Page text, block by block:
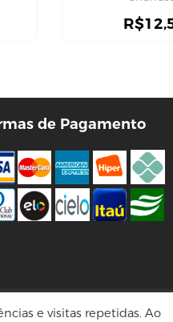
R$
de Pagamento
e visitas repetidas. Ao